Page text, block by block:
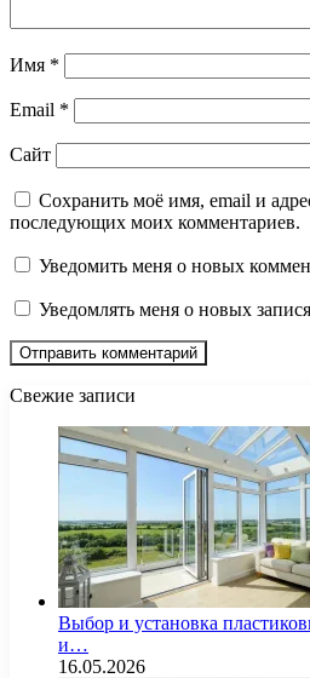
Имя *
Email *
Сайт
Сохранить моё имя, email и
последующих моих комментариев.
Уведомить меня о новых
Уведомлять меня о новых
Свежие записи
Выбор и установка
и…
16.05.2026